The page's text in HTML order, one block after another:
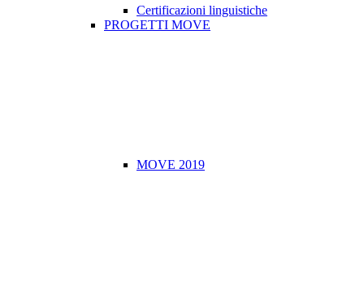
Certificazioni linguistiche
PROGETTI MOVE
MOVE 2019